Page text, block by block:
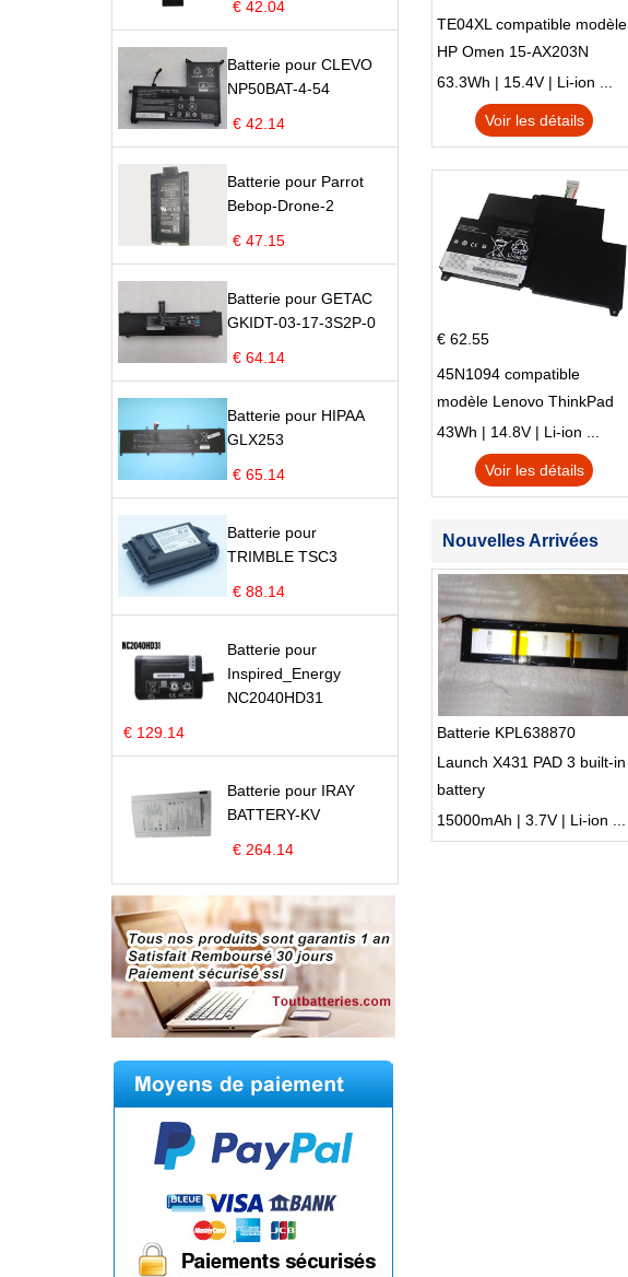
€ 42.04
Batterie pour CLEVO
NP50BAT-4-54
€ 42.14
Batterie pour Parrot
Bebop-Drone-2
€ 47.15
Batterie pour GETAC
GKIDT-03-17-3S2P-0
€ 64.14
Batterie pour HIPAA
GLX253
€ 65.14
Batterie pour
TRIMBLE TSC3
€ 88.14
Batterie pour
Inspired_Energy
NC2040HD31
€ 129.14
Batterie pour IRAY
BATTERY-KV
€ 264.14
TE04XL compatible modèle
HP Omen 15-AX203N
Omen 15 Series Pavilion 15
Series
63.3Wh | 15.4V | Li-ion ...
Voir les détails
€ 62.55
45N1094 compatible
modèle Lenovo ThinkPad
Edge S230u Twist
43Wh | 14.8V | Li-ion ...
Voir les détails
Nouvelles Arrivées
Batterie KPL638870
Launch X431 PAD 3 built-in
battery
15000mAh | 3.7V | Li-ion ...